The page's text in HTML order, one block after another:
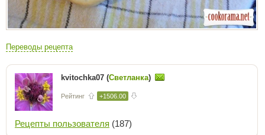
Переводы рецепта
kvitochka07 (Светланка)
Рейтинг +1506.00
Рецепты пользователя (187)